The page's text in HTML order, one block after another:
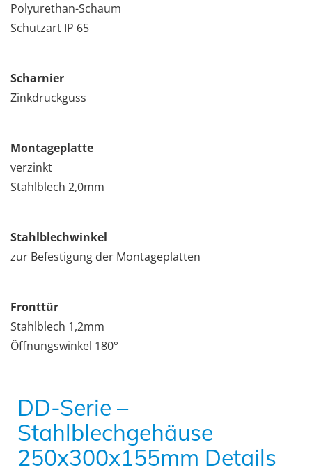
Polyurethan-Schaum
Schutzart IP 65
Scharnier
Zinkdruckguss
Montageplatte
verzinkt
Stahlblech 2,0mm
Stahlblechwinkel
zur Befestigung der Montageplatten
Fronttür
Stahlblech 1,2mm
Öffnungswinkel 180°
DD-Serie –
Stahlblechgehäuse
250x300x155mm Details